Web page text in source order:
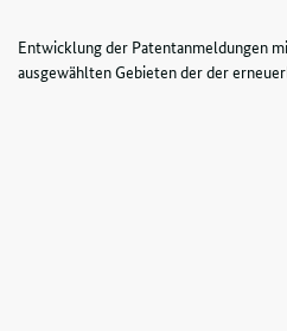
Entwicklung der Patentanmeldungen
ausgewählten Gebieten der der